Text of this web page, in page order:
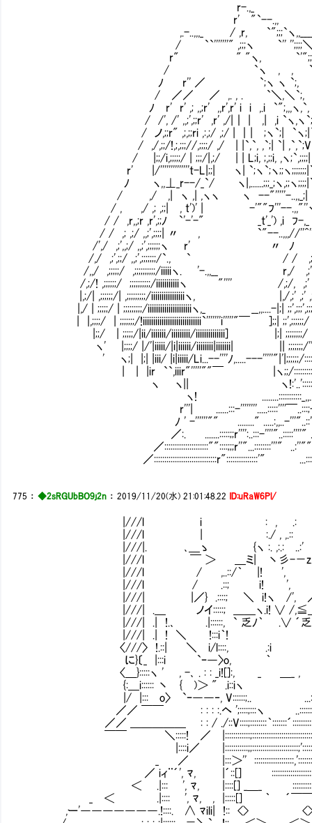
r-.,_
r' "`--.,,
,.-..,,,_ / ,r, `";;;`ヽ
/ ``'''''''" ,;;;ヽ `'' '';;;;＼
r" " "ヽ, `'";;ヽ,
/ `ヽ , , `;'ヽ, ヽ
ﾉ r'' ／ `;ヽ ヽ `;, ";ヽ
/ ／／ ／ ,. , . `＼,＼`;, `i, ヽ
ﾉ r' r' ,; ,,;r' ,,r',r' i i ,.i `";,,,ヽ,`, ;;;, `;,
/ /', /' ,,;',;;r' ,r' ,/|｜ | ,| ,i `ヽ,ヽ`;;;;;;,;;,
/ ノ,;;r" ,;,;;ri ,:,;/ ,;/ | ｜| ;ヽ`;| `ヽ
/ ,/,;;/!,;,;;;//,;;;;/ ,/ | |`,`, ,`;| `| ,`,`;V ;;;;;;;;;;
/ |;;/i,;;;;;/ | ;;;/|,;/ | | L;i, ;,;;i, ,ヽ;`,;;;;| ;;;;;;;;;;
r' |/''''''''''''''t-L|;;| ヽ| `;ヽ`;ヽ;;ヽ;;;;;;;|`;';;;;;;;'
ﾉ ヽ,,⊥_r--/_`/ ヽ|,......;;;_;ヽ,;;ヽ;;;;|`';;';;;;'
/ ,/ ,| ヽ ,| ,ヽヽ ヽ --"'''''-..,,_;| ;'`;'
/ , ,/ ,; ,;;| , t')' | -'""ﾌ'''--.,,"''ヽ.,;' ;;;;/;; |;, ' ';' ;;|
/ / ,r,,;r ,r',;;ﾉ `'-'-" _t'_') ,i ﾌ-,_ ;' ;;;;/
/ / ,; ,;/ ,,;',;;;;| 〃 , `"--..,,,//''^''- ,;;;/;;;; ,;{;;; ;, ; ;;,
/',/ ,;',,;/ ,,;',;;;;;;ヽ r' 〃 ﾉ ,; ,;;;;/|i;;;
/,/ ,;',;;/ ,,;',;;;;;;;/`., ` / / ,;',;;;;r''|;|;; ,;
/,,/ ,;;;;;/ ,;;;;;;;;;;/iiiiiヽ. '-.,,__ r,/ ,;' ,;;;/_|;|;;;
/,;/! ,;;;;;;/ ;;;;;;;;;;/iiiiiiiiiiiヽ "'''' /,;/, ,;' ,;;;/__|;|;;;
|,;/| ,;;;;;;/| ,;;;;;;;;;/iiiiiiiiiiiiiiiiヽ, |,/,;' ,;' ,;;/
|,/ | ;;;;;/ | ;;;;;;;;;/iiiiiiiiiiiiiiiiiiiiiヽ,_ __,,....-|;| ;;',;;;',;;;/｜
| |,;;;;/ | ;;;;;;;/!iiiiiiiiiiiiiiiiiiiiiiiiiiii`'''''''i'''''"￣ ];;| ;;',;;;;;;/
|;;/ | ;;;;;/|ii/iiiiiii/iiiiiiiii/iiiiiiiiiiiiii] |;| ;;;;;;;;/
ヽ' |;;;;/ |/'|iiiii/|i|iiiiii/iiiiiiii|iiiiiii| || ;;;;;;;/
' ヽ;| |;| |iii/ |i|iiiii/Li...--''''ﾉ,.....---'''''"|'|;;;;;;/:::::::::::::::::
| | |ir ``,iiir"'''''""￣ |ヽ;;/::::::::::::::::::::::|
ヽ ヽ|| ヽ!:'..':::::::::::::::::_ゝ
ヽ! ........:::::::::::_,,...--
r'''| ......:::-''''''''.....:::::''''￣..:::;--
ﾉ ' -''''''"" ........" .....:,,..-'''"..::'
／:. .......:::::;;r'''':..:::-''''"..:::::''''" ....::'''''""
／:::::::::::::::::::::""::::;;;r''"...::::::::'''" ..:''""
／::::::::::::::::::::::::::::::r":::::::::::::::'"
775 ：◆2sRGUbBO9j2n ：2019/11/20(水) 21:01:48.22 ID:uRaW6Pl/
|///l i : , .:
|///l | :./ , ,.::
|///|. ､＿ゝ {ヽ :. ,:.:
|///l ￣ ＞ ＿ミ| 丶彡-－
|///l / ,..::/｀ |! ', `ヽ
|///l / .::; i! ', ヾ::..
|///| |／} .::::; ＼ i!ヽ /', ／ ';:.
|///| .＿ ノイ:::::; ＿＿ヽ.i! ∨ /,≦
|///| .| !.､ .|::::::, ` 乏ﾉ｀ .∨ ´乏
|///| .| ! ＼ !:::i｀! / ｀
〈///〉 !.::| ＼ i/l::::, .:i
に}〔_ |:::i `ｰ―〉o, ｀
〈＿}:::::ヽ ' , -､ . : : _i![]:, _ ＿_ , /[]':,
{:＿i:::::: 丶 { )＞ " .i::i
|/ |::: o〉 `ｰ――‐, V::::::;.. ...::::;::::!
／／ ￣￣ : : : :.ヘ ';::::;:::ヽ
／／ ＿＿＿＿＿ : : / ./::V::::;::::::::｀
￣￣ ＼:::::! ／
|::::i／
_ ／ |:::＞''
／ iィ¨´', ﾏ, |´::[]
＜ .|::: ', ﾏ, |::::[] _＿_
_ ＜ .|:::: ', ﾏ, , |:::::[] ｀ ´￣￣[] |
,ー'―――――――.!::::. ∧ ﾏili| !:: <> <>